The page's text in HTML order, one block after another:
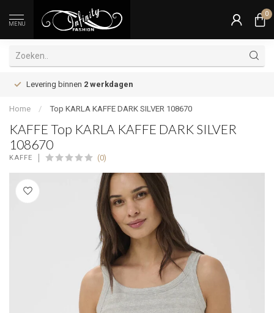
MENU
0
Levering binnen 2 werkdagen
Home / Top KARLA KAFFE DARK SILVER 108670
KAFFE Top KARLA KAFFE DARK SILVER
108670
KAFFE (0)